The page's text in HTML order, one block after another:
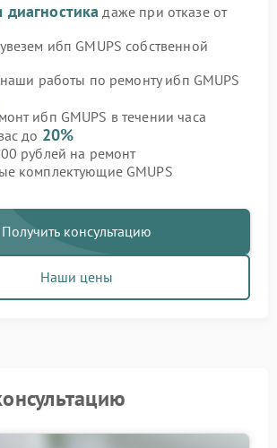
диагностика даже при отказе от
ибп GMUPS собственной
работы по ремонту ибп GMUPS
ибп GMUPS в течении часа
до 20%
рублей на ремонт
комплектующие GMUPS
Получить консультацию
Наши цены